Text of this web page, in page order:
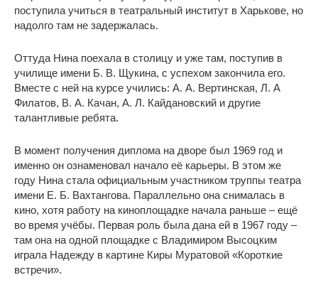
поступила учиться в театральный институт в Харькове, но
надолго там не задержалась.
Оттуда Нина поехала в столицу и уже там, поступив в
училище имени Б. В. Щукина, с успехом закончила его.
Вместе с ней на курсе учились: А. А. Вертинская, Л. А
Филатов, В. А. Качан, А. Л. Кайдановский и другие
талантливые ребята.
В момент получения диплома на дворе был 1969 год и
именно он ознаменовал начало её карьеры. В этом же
году Нина стала официальным участником труппы театра
имени Е. Б. Вахтангова. Параллельно она снималась в
кино, хотя работу на киноплощадке начала раньше – ещё
во время учёбы. Первая роль была дана ей в 1967 году –
там она на одной площадке с Владимиром Высоцким
играла Надежду в картине Киры Муратовой «Короткие
встречи».